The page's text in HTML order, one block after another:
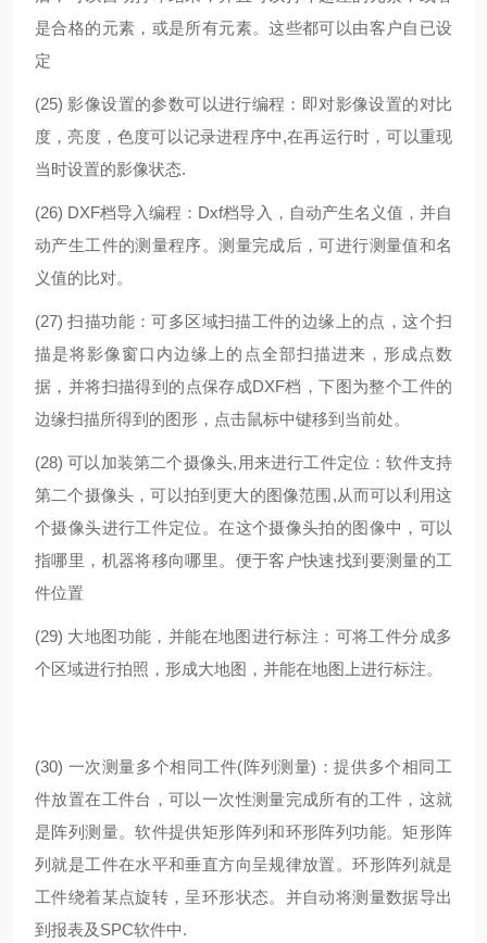
是合格的元素，或是所有元素。这些都可以由客户自已设
定
(25)影像设置的参数可以进行编程：即对影像设置的对比
度，亮度，色度可以记录进程序中,在再运行时，可以重现
当时设置的影像状态.
(26) DXF档导入编程：Dxf档导入，自动产生名义值，并自
动产生工件的测量程序。测量完成后，可进行测量值和名
义值的比对。
(27)扫描功能：可多区域扫描工件的边缘上的点，这个扫
描是将影像窗口内边缘上的点全部扫描进来，形成点数
据，并将扫描得到的点保存成DXF档，下图为整个工件的
边缘扫描所得到的图形，点击鼠标中键移到当前处。
(28)可以加装第二个摄像头,用来进行工件定位：软件支持
第二个摄像头，可以拍到更大的图像范围,从而可以利用这
个摄像头进行工件定位。在这个摄像头拍的图像中，可以
指哪里，机器将移向哪里。便于客户快速找到要测量的工
件位置
(29) 大地图功能，并能在地图进行标注：可将工件分成多
个区域进行拍照，形成大地图，并能在地图上进行标注。
(30) 一次测量多个相同工件(阵列测量)：提供多个相同工
件放置在工件台，可以一次性测量完成所有的工件，这就
是阵列测量。软件提供矩形阵列和环形阵列功能。矩形阵
列就是工件在水平和垂直方向呈规律放置。环形阵列就是
工件绕着某点旋转，呈环形状态。并自动将测量数据导出
到报表及SPC软件中.